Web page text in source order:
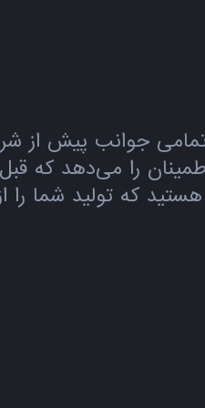
تمامی جوانب پیش
را می‌دهد که
که تولید شما را